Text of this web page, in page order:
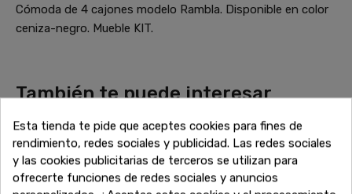
Cómoda de 4 cajones modelo Rambla. Disponible en color
ceniza-negro. Mueble KIT.
También te puede interesar
increíbles ofertas de liquidación en muebles de alta calidad.
Encuentra más sofás, armarios, mesas y todo lo que
necesitas para completar tu hogar a precios inigualables.
¡Sigue comprando y aprovecha estos descuentos
Esta tienda te pide que aceptes cookies para fines de
rendimiento, redes sociales y publicidad. Las redes sociales
y las cookies publicitarias de terceros se utilizan para
ofrecerte funciones de redes sociales y anuncios